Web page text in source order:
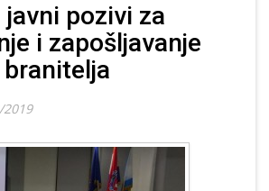
pozivi za
i zapošljavanje